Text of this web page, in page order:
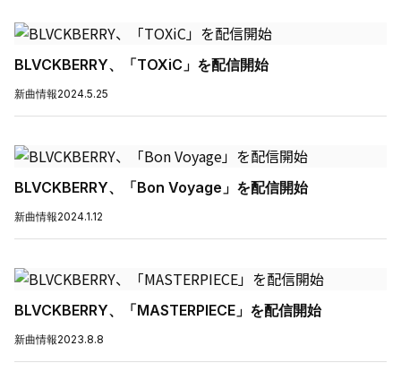
BLVCKBERRY、「TOXiC」を配信開始
新曲情報2024.5.25
BLVCKBERRY、「Bon Voyage」を配信開始
新曲情報2024.1.12
BLVCKBERRY、「MASTERPIECE」を配信開始
新曲情報2023.8.8